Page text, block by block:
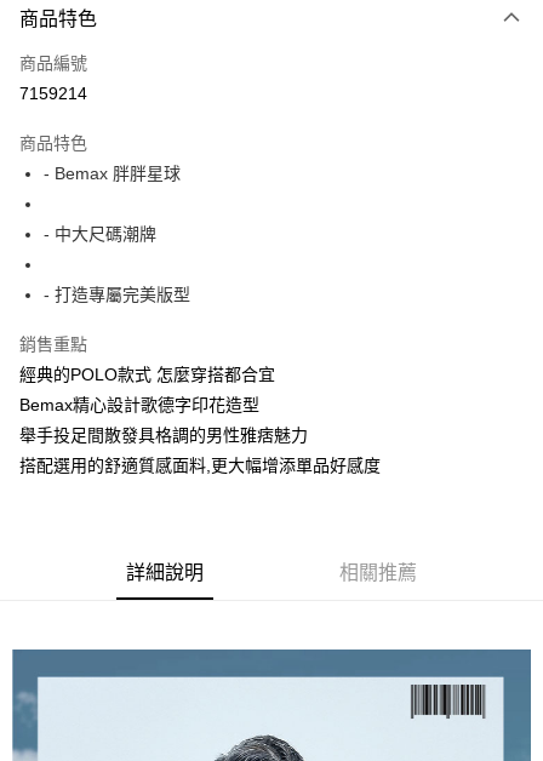
信用卡一次付款
超商取貨付款
Apple Pay
街口支付
AFTEE先享後付
相關說明
AFTEE先享後付是「在收到商品之後才付款」的支付方式。 讓您購物簡單
便利好安心！
１．簡單：不需註冊會員、不需綁卡、不需儲值。
２．便利：只要手機號碼，簡訊認證，即可結帳。
３．安心：先確認商品／服務後，再付款。
２．訂單成立數日內，您將收到繳費通知簡訊。
３．收到繳費通知簡訊後14天內，點擊此簡訊中的連結，可透過四大超商／
※ 交易是否成功請以「AFTEE先享後付 」之結帳頁面顯示為準，若有關於
客戶支援中心」
https://netprotections.freshdesk.com/support/home
ATM付款
運送方式
全家付款取貨
每筆NT$80，滿NT$1,200(含以上)免運費
商品特色
商品編號
7159214
商品特色
- Bemax 胖胖星球
- 中大尺碼潮牌
- 打造專屬完美版型
銷售重點
經典的POLO款式 怎麼穿搭都合宜
Bemax精心設計歌德字印花造型
舉手投足間散發具格調的男性雅痞魅力
搭配選用的舒適質感面料,更大幅增添單品好感度
詳細說明 相關推薦